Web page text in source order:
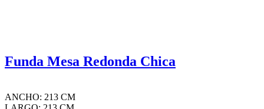
Funda Mesa Redonda Chica
ANCHO: 213 CM